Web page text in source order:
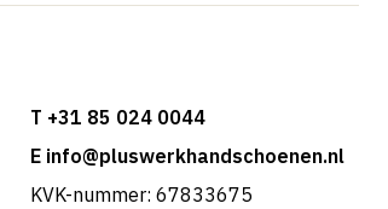
T +31 85 024 0044
E info@pluswerkhandschoenen.nl
KVK-nummer: 67833675